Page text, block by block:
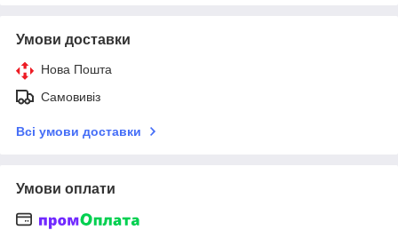
Умови доставки
Нова Пошта
Самовивіз
Всі умови доставки
Умови оплати